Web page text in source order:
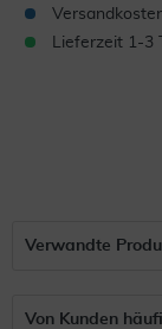
Lieferzeit 1-3
Verwandte
Von Kunden